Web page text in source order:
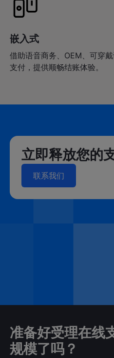
嵌入式
借助语音商务、OEM、可穿
支付，提供顺畅结账体验。
立即释放您的
联系我们
准备好受理在线
规模了吗？